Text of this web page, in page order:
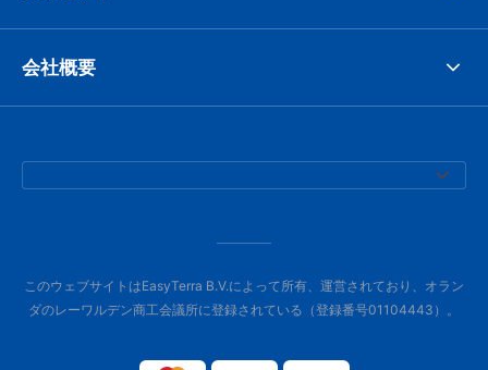
会社概要
このウェブサイトはEasyTerra B.V.によって所有、運営されており、オラン
ダのレーワルデン商工会議所に登録されている（登録番号01104443）。